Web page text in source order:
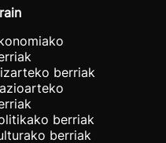
berriak
berriak
berriak